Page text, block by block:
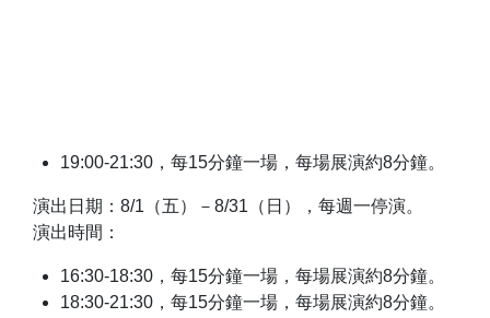
19:00-21:30，每15分鐘一場，每場展演約8分鐘。
演出日期：8/1（五）－8/31（日），每週一停演。
演出時間：
16:30-18:30，每15分鐘一場，每場展演約8分鐘。
18:30-21:30，每15分鐘一場，每場展演約8分鐘。